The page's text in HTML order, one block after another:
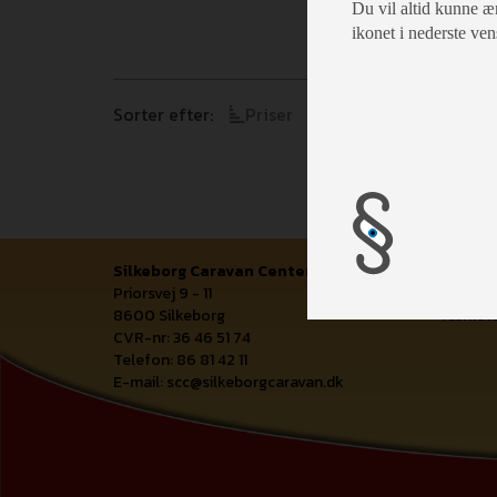
Sorter efter:
Silkeborg Caravan Center
Priorsvej 9 - 11
8600 Silkeborg
CVR-nr: 36 46 51 74
Telefon: 86 81 42 11
E-mail: scc@silkeborgcaravan.dk
Du vil altid kunne
ikonet i nederste